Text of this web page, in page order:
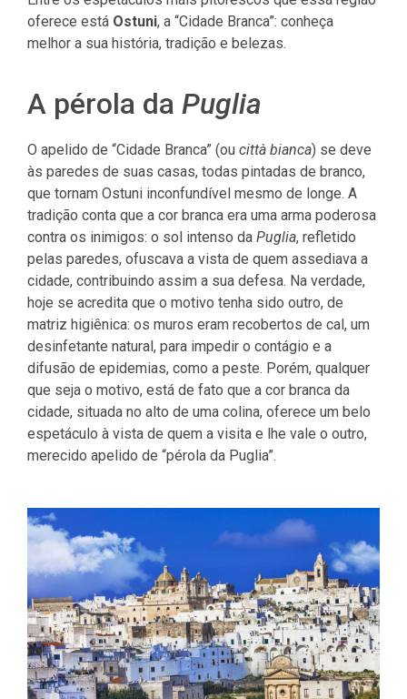
oferece está Ostuni, a “Cidade Branca”: conheça
melhor a sua história, tradição e belezas.
A pérola da Puglia
O apelido de “Cidade Branca” (ou città bianca) se deve
às paredes de suas casas, todas pintadas de branco,
que tornam Ostuni inconfundível mesmo de longe. A
tradição conta que a cor branca era uma arma poderosa
contra os inimigos: o sol intenso da Puglia, refletido
pelas paredes, ofuscava a vista de quem assediava a
cidade, contribuindo assim a sua defesa. Na verdade,
hoje se acredita que o motivo tenha sido outro, de
matriz higiênica: os muros eram recobertos de cal, um
desinfetante natural, para impedir o contágio e a
difusão de epidemias, como a peste. Porém, qualquer
que seja o motivo, está de fato que a cor branca da
cidade, situada no alto de uma colina, oferece um belo
espetáculo à vista de quem a visita e lhe vale o outro,
merecido apelido de “pérola da Puglia”.